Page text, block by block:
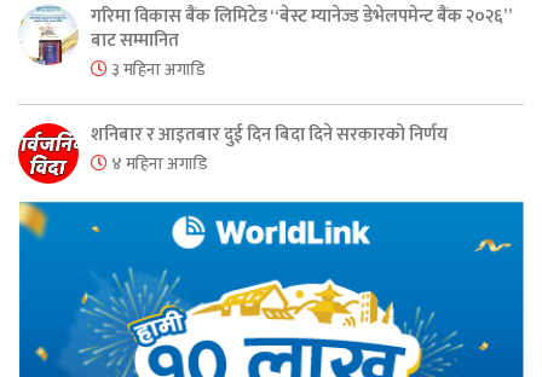
गरिमा विकास बैंक लिमिटेड “बेस्ट म्यानेज्ड डेभेलपमेन्ट बैंक २०२६”
बाट सम्मानित
३ महिना अगाडि
शनिबार र आइतबार दुई दिन बिदा दिने सरकारको निर्णय
४ महिना अगाडि